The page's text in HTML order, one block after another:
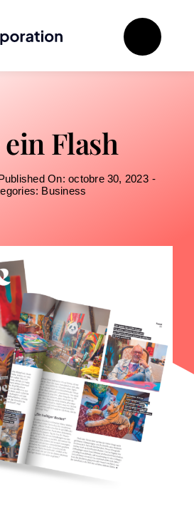
Flash
On: octobre 30, 2023 -
Business